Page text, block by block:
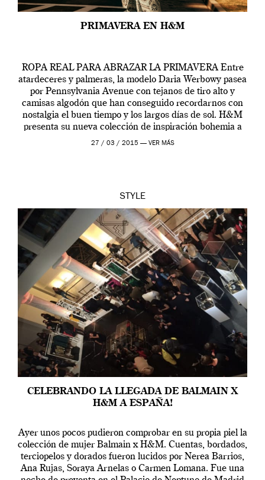
PRIMAVERA EN H&M
ROPA REAL PARA ABRAZAR LA PRIMAVERA Entre
atardeceres y palmeras, la modelo Daria Werbowy pasea
por Pennsylvania Avenue con tejanos de tiro alto y
camisas algodón que han conseguido recordarnos con
nostalgia el buen tiempo y los largos días de sol. H&M
presenta su nueva colección de inspiración bohemia a
través de prendas prácticas y […]
27 / 03 / 2015 — VER MÁS
STYLE
CELEBRANDO LA LLEGADA DE BALMAIN X
H&M A ESPAÑA!
Ayer unos pocos pudieron comprobar en su propia piel la
colección de mujer Balmain x H&M. Cuentas, bordados,
terciopelos y dorados fueron lucidos por Nerea Barrios,
Ana Rujas, Soraya Arnelas o Carmen Lomana. Fue una